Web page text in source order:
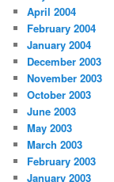
April 2004
February 2004
January 2004
December 2003
November 2003
October 2003
June 2003
May 2003
March 2003
February 2003
January 2003